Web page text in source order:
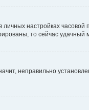
настройках часовой
то сейчас удачный
неправильно